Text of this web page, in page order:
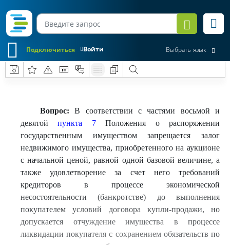
Войти
Подключиться Выбрать язык
Вопрос: В соответствии с частями восьмой и
девятойпункта 7Положения о распоряжении
государственным имуществом запрещается залог
недвижимого имущества, приобретенного на аукционе
с начальной ценой, равной одной базовой величине, а
также удовлетворение за счет него требований
кредиторов в процессе экономической
несостоятельности (банкротстве) до выполнения
покупателем условий договора купли-продажи, но
допускается отчуждение имущества в процессе
ликвидации покупателя с сохранением обязательств по